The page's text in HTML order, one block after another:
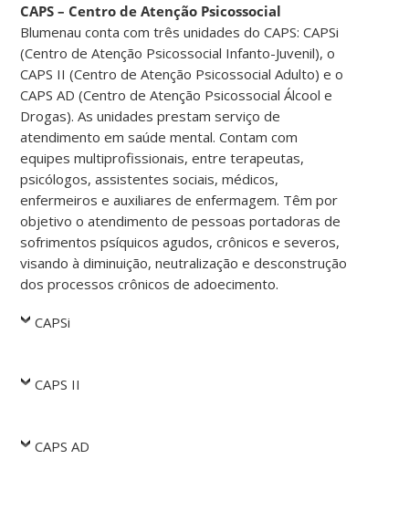
CAPS – Centro de Atenção Psicossocial
Blumenau conta com três unidades do CAPS: CAPSi
(Centro de Atenção Psicossocial Infanto-Juvenil), o
CAPS II (Centro de Atenção Psicossocial Adulto) e o
CAPS AD (Centro de Atenção Psicossocial Álcool e
Drogas). As unidades prestam serviço de
atendimento em saúde mental. Contam com
equipes multiprofissionais, entre terapeutas,
psicólogos, assistentes sociais, médicos,
enfermeiros e auxiliares de enfermagem. Têm por
objetivo o atendimento de pessoas portadoras de
sofrimentos psíquicos agudos, crônicos e severos,
visando à diminuição, neutralização e desconstrução
dos processos crônicos de adoecimento.
CAPSi
CAPS II
CAPS AD